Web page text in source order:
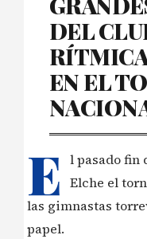
DEL
EN EL
E l pasado fin
Elche el
las gimnastas
papel.